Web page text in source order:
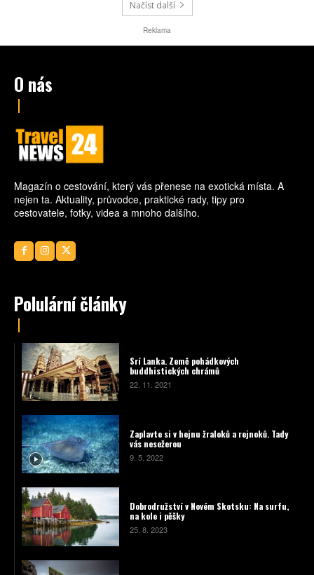
Načíst další
Reklama
O nás
Magazín o cestování, který vás přenese na exotická místa. A
nejen ta. Aktuality, průvodce, praktické rady, tipy pro
cestovatele, fotky, videa a mnoho dalšího.
Polulární články
Srí Lanka. Země pohádkových
buddhistických chrámů
22. 11. 2021
Zaplavte si v hejnu žraloků a rejnoků. Tady
vás nesežerou
9. 5. 2022
Dobrodružství v Novém Skotsku: Na surfu,
na kole i pěšky
25. 8. 2023